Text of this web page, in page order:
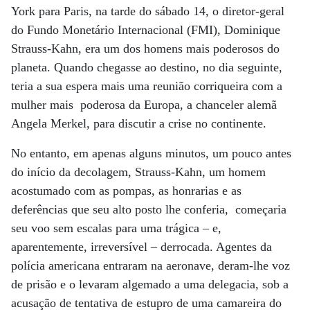
York para Paris, na tarde do sábado 14, o diretor-geral
do Fundo Monetário Internacional (FMI), Dominique
Strauss-Kahn, era um dos homens mais poderosos do
planeta. Quando chegasse ao destino, no dia seguinte,
teria a sua espera mais uma reunião corriqueira com a
mulher mais poderosa da Europa, a chanceler alemã
Angela Merkel, para discutir a crise no continente.
No entanto, em apenas alguns minutos, um pouco antes
do início da decolagem, Strauss-Kahn, um homem
acostumado com as pompas, as honrarias e as
deferências que seu alto posto lhe conferia, começaria
seu voo sem escalas para uma trágica – e,
aparentemente, irreversível – derrocada. Agentes da
polícia americana entraram na aeronave, deram-lhe voz
de prisão e o levaram algemado a uma delegacia, sob a
acusação de tentativa de estupro de uma camareira do